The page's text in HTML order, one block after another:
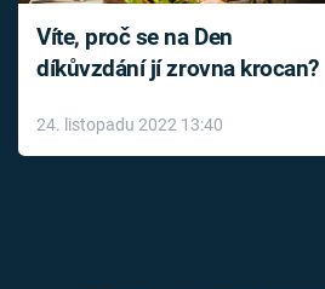
Víte, proč se na Den
díkůvzdání jí zrovna krocan?
24. listopadu 2022 13:40